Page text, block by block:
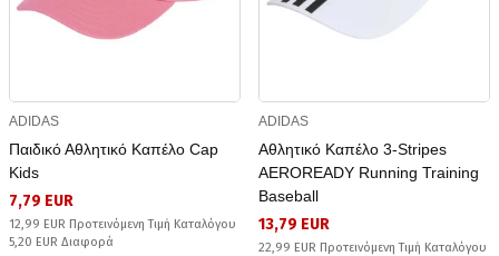
ADIDAS
Παιδικό Αθλητικό Καπέλο Cap
Kids
7,79 EUR
12,99 EUR Προτεινόμενη Τιμή Καταλόγου
5,20 EUR Διαφορά
ADIDAS
Αθλητικό Καπέλο 3-Stripes
AEROREADY Running Training
Baseball
13,79 EUR
22,99 EUR Προτεινόμενη Τιμή Καταλόγου